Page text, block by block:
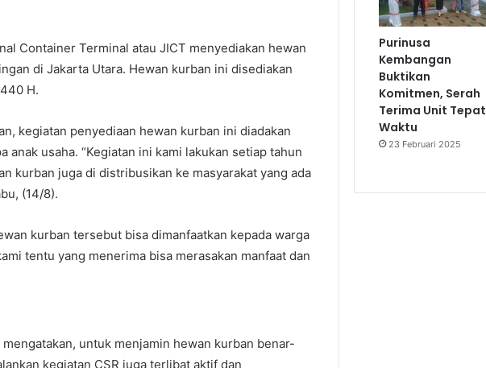
Container Terminal atau JICT menyediakan hewan
di Jakarta Utara. Hewan kurban ini disediakan
H.
kegiatan penyediaan hewan kurban ini diadakan
anak usaha. “Kegiatan ini kami lakukan setiap tahun
kurban juga di distribusikan ke masyarakat yang ada
(14/8).
kurban tersebut bisa dimanfaatkan kepada warga
tentu yang menerima bisa merasakan manfaat dan
untuk menjamin hewan kurban benar-
kegiatan CSR juga terlibat aktif dan
Purinusa
Kembangan
Buktikan
Komitmen, Serah
Terima Unit Tepat
Waktu
23 Februari 2025